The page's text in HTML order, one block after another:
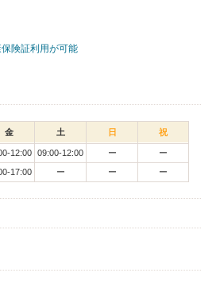
険証利用が可能
金 土 日 祝
12:00 09:00-12:00 ー
ー
17:00 ー ー ー